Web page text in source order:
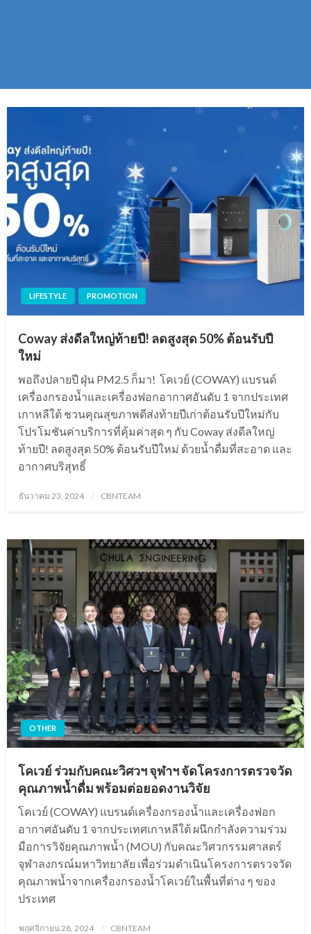
LIFESTYLE PROMOTION
Coway ส่งดีลใหญ่ท้ายปี! ลดสูงสุด 50% ต้อนรับปี
ใหม่
พอถึงปลายปี ฝุ่น PM2.5 ก็มา! โคเวย์ (COWAY) แบรนด์
เครื่องกรองน้ำและเครื่องฟอกอากาศอันดับ 1 จากประเทศ
เกาหลีใต้ ชวนคุณสุขภาพดีส่งท้ายปีเก่าต้อนรับปีใหม่กับ
โปรโมชันค่าบริการที่คุ้มค่าสุด ๆ กับ Coway ส่งดีลใหญ่
ท้ายปี! ลดสูงสุด 50% ต้อนรับปีใหม่ ด้วยน้ำดื่มที่สะอาด และ
อากาศบริสุทธิ์
Posted
ธันวาคม 23, 2024 CBNTEAM
OTHER
โคเวย์ ร่วมกับคณะวิศวฯ จุฬาฯ จัดโครงการตรวจวัด
คุณภาพน้ำดื่ม พร้อมต่อยอดงานวิจัย
โคเวย์ (COWAY) แบรนด์เครื่องกรองน้ำและเครื่องฟอก
อากาศอันดับ 1 จากประเทศเกาหลีใต้ ผนึกกำลังความร่วม
มือการวิจัยคุณภาพน้ำ (MOU) กับคณะวิศวกรรมศาสตร์
จุฬาลงกรณ์มหาวิทยาลัย เพื่อร่วมดำเนินโครงการตรวจวัด
คุณภาพน้ำจากเครื่องกรองน้ำโคเวย์ในพื้นที่ต่าง ๆ ของ
ประเทศ
Posted
พฤศจิกายน 28, 2024 CBNTEAM